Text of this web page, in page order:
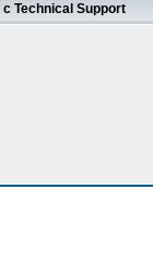
с Technical Support